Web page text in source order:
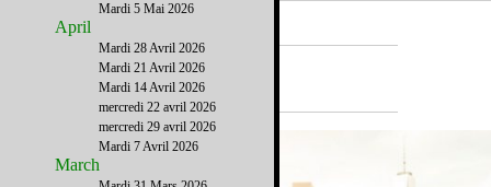
A la Une
Mardi 5 Mai 2026
April
Mardi 28 Avril 2026
Mardi 21 Avril 2026
Mardi 14 Avril 2026
mercredi 22 avril 2026
mercredi 29 avril 2026
Mardi 7 Avril 2026
March